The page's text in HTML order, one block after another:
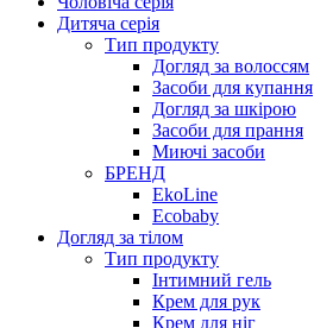
Дитяча серія
Тип продукту
Догляд за волоссям
Засоби для купання
Догляд за шкірою
Засоби для прання
Миючі засоби
БРЕНД
EkoLine
Ecobaby
Догляд за тілом
Тип продукту
Інтимний гель
Крем для рук
Крем для ніг